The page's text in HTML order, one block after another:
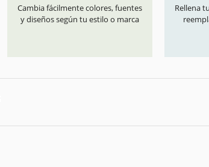
Cambia fácilmente colores, fuentes
y diseños según tu estilo o marca
Rellena